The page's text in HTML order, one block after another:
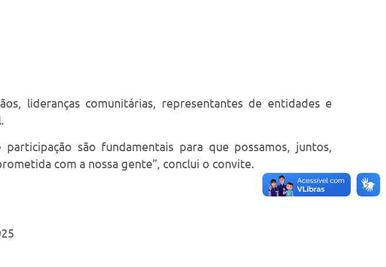
lideranças comunitárias, representantes de entidades e
são fundamentais para que possamos, juntos,
com a nossa gente”, conclui o convite.